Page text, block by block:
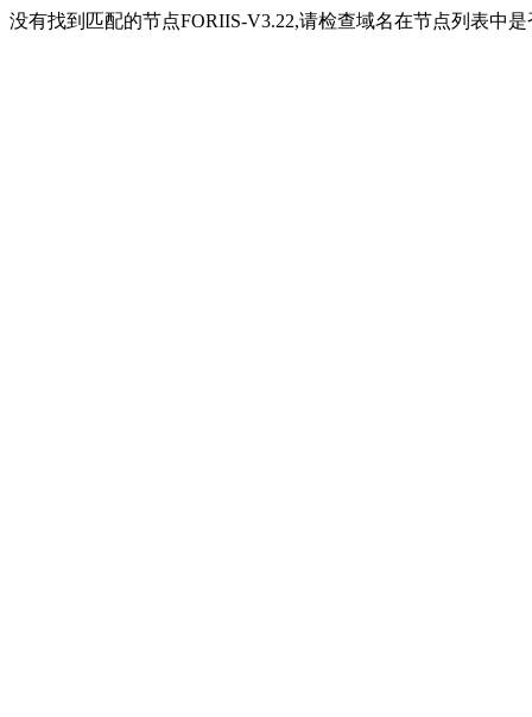
没有找到匹配的节点FORIIS-V3.22,请检查域名在节点列表中